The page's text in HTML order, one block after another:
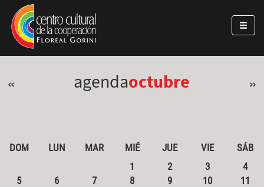
Pasar al contenido principal
Jump to main content
« agendaoctubre »
DOM LUN MAR MIÉ JUE VIE
SÁB
1
2 3
4
5
6 7 8 9 10
11